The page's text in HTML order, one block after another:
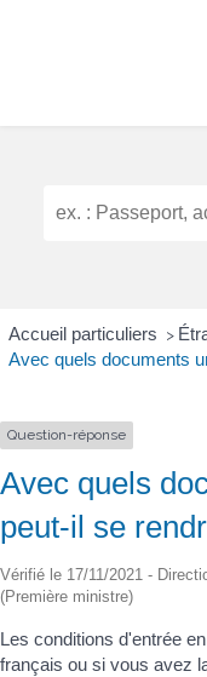
Accueil particuliers >
Avec quels documents
Question-réponse
Avec quels
peut-il se
Vérifié le 17/11/2021 -
(Première ministre)
Les conditions d'entrée
français ou si vous avez